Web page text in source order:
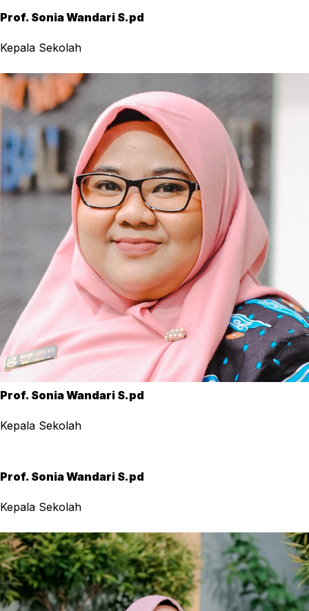
Prof. Sonia Wandari S.pd
Kepala Sekolah
Prof. Sonia Wandari S.pd
Kepala Sekolah
Prof. Sonia Wandari S.pd
Kepala Sekolah